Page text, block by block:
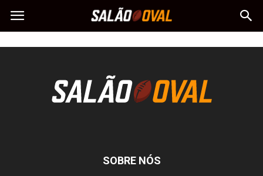
SOBRE NÓS